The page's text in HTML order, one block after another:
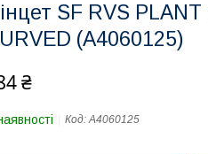
SF RVS
(A4060125)
₴
Код:A4060125